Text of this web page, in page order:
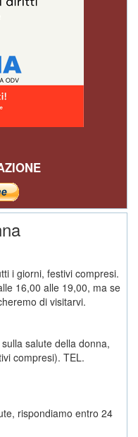
i giorni, festivi compresi.
16,00 alle 19,00, ma se
di visitarvi.
salute della donna,
compresi). TEL.
rispondiamo entro 24